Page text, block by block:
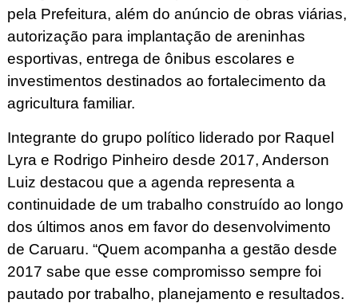
pela Prefeitura, além do anúncio de obras viárias,
autorização para implantação de areninhas
esportivas, entrega de ônibus escolares e
investimentos destinados ao fortalecimento da
agricultura familiar.
Integrante do grupo político liderado por Raquel
Lyra e Rodrigo Pinheiro desde 2017, Anderson
Luiz destacou que a agenda representa a
continuidade de um trabalho construído ao longo
dos últimos anos em favor do desenvolvimento
de Caruaru. “Quem acompanha a gestão desde
2017 sabe que esse compromisso sempre foi
pautado por trabalho, planejamento e resultados.